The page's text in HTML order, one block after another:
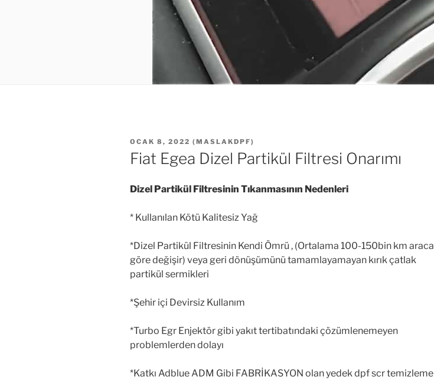
YAYIM
TARIHI
OCAK 8, 2022 ( MASLAKDPF)
Fiat Egea Dizel Partikül Filtresi Onarımı
Dizel Partikül Filtresinin Tıkanmasının Nedenleri
* Kullanılan Kötü Kalitesiz Yağ
*Dizel Partikül Filtresinin Kendi Ömrü , (Ortalama 100-150bin km araca
göre değişir) veya geri dönüşümünü tamamlayamayan kırık çatlak
partikül sermikleri
*Şehir içi Devirsiz Kullanım
*Turbo Egr Enjektör gibi yakıt tertibatındaki çözümlenemeyen
problemlerden dolayı
*Katkı Adblue ADM Gibi FABRİKASYON olan yedek dpf scr temizleme